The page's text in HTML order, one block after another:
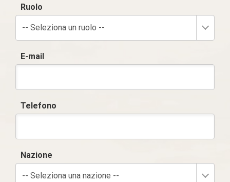
Ruolo
-- Seleziona un ruolo --
E-mail
Telefono
Nazione
-- Seleziona una nazione --